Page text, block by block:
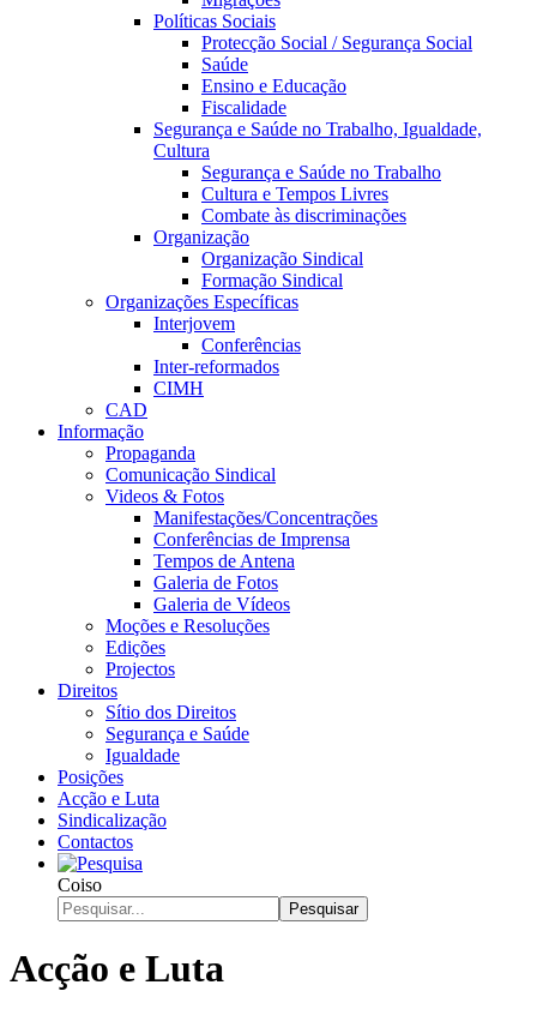
Políticas Sociais
Protecção Social / Segurança Social
Saúde
Ensino e Educação
Fiscalidade
Segurança e Saúde no Trabalho, Igualdade,
Cultura
Segurança e Saúde no Trabalho
Cultura e Tempos Livres
Combate às discriminações
Organização
Organização Sindical
Formação Sindical
Organizações Específicas
Interjovem
Conferências
Inter-reformados
CIMH
CAD
Informação
Propaganda
Comunicação Sindical
Videos & Fotos
Manifestações/Concentrações
Conferências de Imprensa
Tempos de Antena
Galeria de Fotos
Galeria de Vídeos
Moções e Resoluções
Edições
Projectos
Direitos
Sítio dos Direitos
Segurança e Saúde
Igualdade
Posições
Acção e Luta
Sindicalização
Contactos
Coiso
Pesquisar
Acção e Luta